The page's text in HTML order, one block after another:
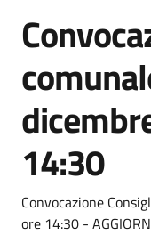
14:30
Dettagli
Convocazione
ore 14:30 -